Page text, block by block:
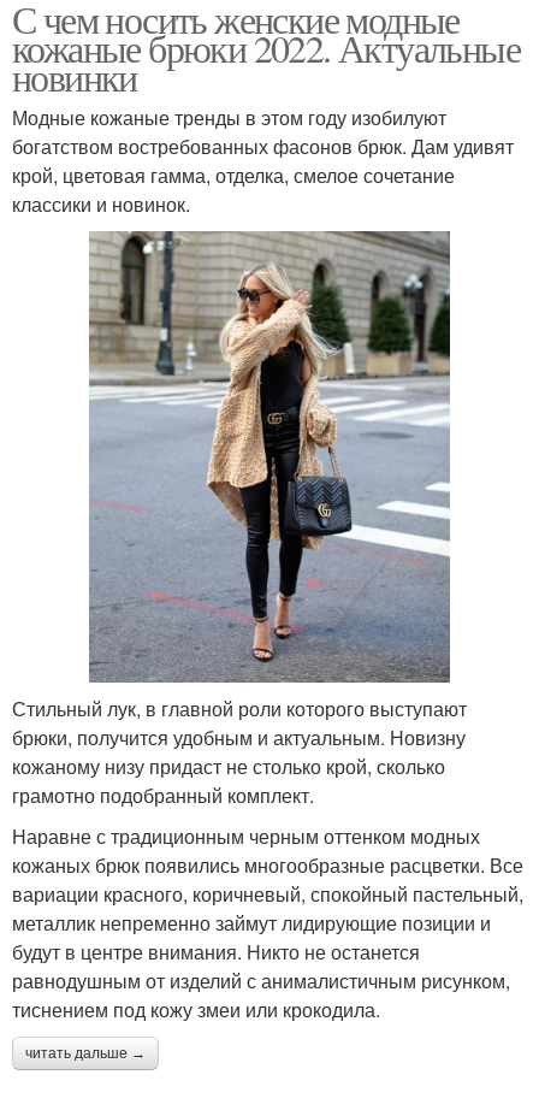
С чем носить женские модные
кожаные брюки 2022. Актуальные
новинки
Модные кожаные тренды в этом году изобилуют
богатством востребованных фасонов брюк. Дам удивят
крой, цветовая гамма, отделка, смелое сочетание
классики и новинок.
Стильный лук, в главной роли которого выступают
брюки, получится удобным и актуальным. Новизну
кожаному низу придаст не столько крой, сколько
грамотно подобранный комплект.
Наравне с традиционным черным оттенком модных
кожаных брюк появились многообразные расцветки. Все
вариации красного, коричневый, спокойный пастельный,
металлик непременно займут лидирующие позиции и
будут в центре внимания. Никто не останется
равнодушным от изделий с анималистичным рисунком,
тиснением под кожу змеи или крокодила.
читать дальше →